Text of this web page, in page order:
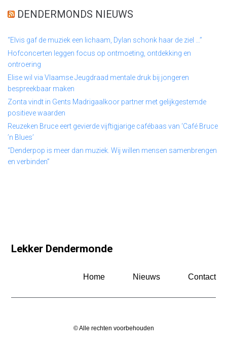
DENDERMONDS NIEUWS
“Elvis gaf de muziek een lichaam, Dylan schonk haar de ziel …”
Hofconcerten leggen focus op ontmoeting, ontdekking en
ontroering
Elise wil via Vlaamse Jeugdraad mentale druk bij jongeren
bespreekbaar maken
Zonta vindt in Gents Madrigaalkoor partner met gelijkgestemde
positieve waarden
Reuzeken Bruce eert gevierde vijftigjarige cafébaas van ‘Café Bruce
’n Blues’
“Denderpop is meer dan muziek. Wij willen mensen samenbrengen
en verbinden”
Lekker Dendermonde
Home Nieuws Contact
© Alle rechten voorbehouden